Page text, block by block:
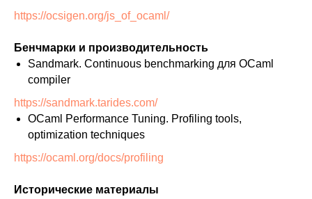
https://ocsigen.org/js_of_ocaml/
Бенчмарки и производительность
Sandmark. Continuous benchmarking для OCaml
compiler
https://sandmark.tarides.com/
OCaml Performance Tuning. Profiling tools,
optimization techniques
https://ocaml.org/docs/profiling
Исторические материалы